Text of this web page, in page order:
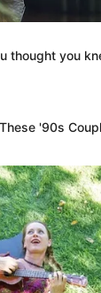
νέα από
Εύβοια
χωρίς
–
για
thought you
'90s